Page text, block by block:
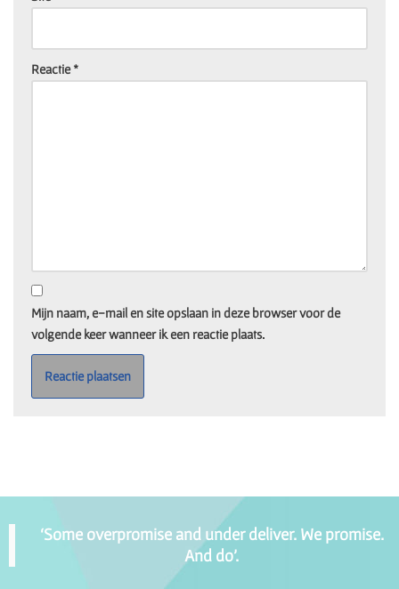
Reactie*
Mijn naam, e-mail en site opslaan in deze browser voor de
volgende keer wanneer ik een reactie plaats.
‘Some overpromise and under deliver. We promise.
And do’.